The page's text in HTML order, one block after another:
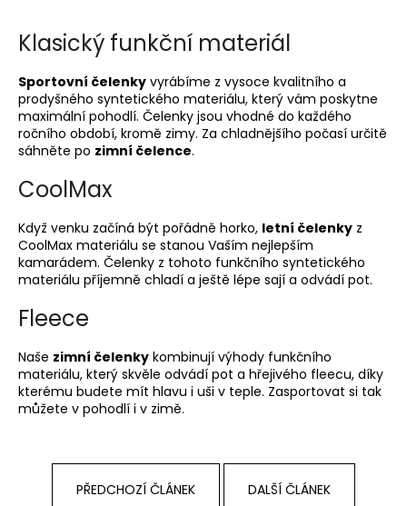
Klasický funkční materiál
Sportovní čelenky vyrábíme z vysoce kvalitního a
prodyšného syntetického materiálu, který vám poskytne
maximální pohodlí. Čelenky jsou vhodné do každého
ročního období, kromě zimy. Za chladnějšího počasí určitě
sáhněte po zimní čelence.
CoolMax
Když venku začíná být pořádně horko, letní čelenky z
CoolMax materiálu se stanou Vaším nejlepším
kamarádem. Čelenky z tohoto funkčního syntetického
materiálu příjemně chladí a ještě lépe sají a odvádí pot.
Fleece
Naše zimní čelenky kombinují výhody funkčního
materiálu, který skvěle odvádí pot a hřejivého fleecu, díky
kterému budete mít hlavu i uši v teple. Zasportovat si tak
můžete v pohodlí i v zimě.
PŘEDCHOZÍ ČLÁNEK DALŠÍ ČLÁNEK
?
HLEDAT
D
o
p
o
r
u
č
j
e
m